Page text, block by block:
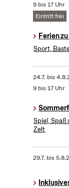
9 bis 17 Uhr
Eintritt frei
Ferien
Sport,
24.7. bis
9 bis 17 Uhr
Spiel, Spaß
Zelt
29.7. bis